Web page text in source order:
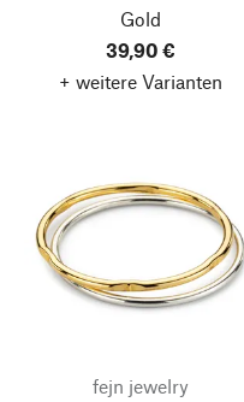
Gold
39,90 €
+ weitere Varianten
fejn jewelry